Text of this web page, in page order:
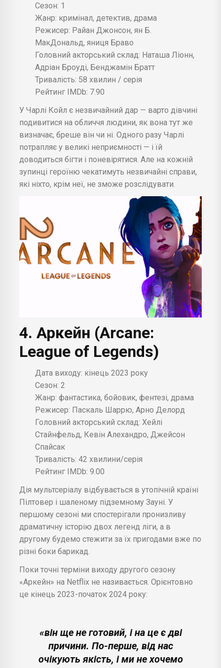
Сезон: 1
Жанр: кримінал, детектив, драма
Режисер: Райан Джонсон, ян Б.
МакДональд, яниця Браво
Головний акторський склад: Наташа Ліонн,
Адріан Броуді, Бенджамін Братт
Тривалість: 58 хвилин / серія
Рейтинг IMDb: 7.90
У Чарлі Койл є незвичайний дар — варто дівчині
подивитися на обличчя людини, як вона тут же
визначає, бреше він чи ні. Одного разу Чарлі
потрапляє у великі неприємності — і їй
доводиться бігти і поневірятися. Але на кожній
зупинці героїню чекатимуть незвичайні справи,
які ніхто, крім неї, не зможе розслідувати.
4. Аркейн (Arcane:
League of Legends)
Дата виходу: кінець 2023 року
Сезон: 2
Жанр: фантастика, бойовик, фентезі, драма
Режисер: Паскаль Шаррю, Арно Делорд
Головний акторський склад: Хейлі
Стайнфельд, Кевін Алехандро, Джейсон
Спайсак
Тривалість: 42 хвилини/серія
Рейтинг IMDb: 9.00
Дія мультсеріалу відбувається в утопічній країні
Пілтовер і шаленому підземному Зауні. У
першому сезоні ми спостерігали пронизливу
драматичну історію двох легенд ліги, а в
другому будемо стежити за їх пригодами вже по
різні боки барикад.
Поки точні терміни виходу другого сезону
«Аркейн» на Netflix не називається. Орієнтовно
це кінець 2023-початок 2024 року:
«він ще не готовий, і на це є дві
причини. По-перше, від нас
очікують якість, і ми не хочемо